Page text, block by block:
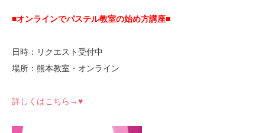
■オンラインでパステル教室の始め方講座■
日時：リクエスト受付中
場所：熊本教室・オンライン
詳しくはこちら→♥